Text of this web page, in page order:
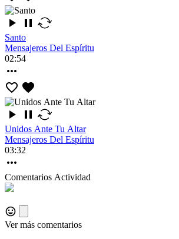
Santo
Mensajeros Del Espíritu
02:54
Unidos Ante Tu Altar
Mensajeros Del Espíritu
03:32
Comentarios Actividad
Ver más comentarios